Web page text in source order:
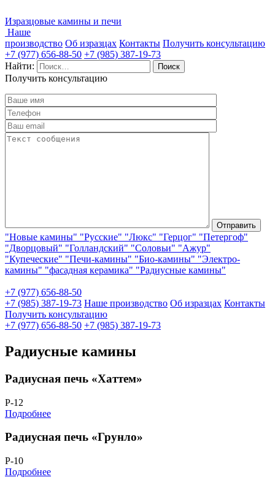
Изразцовые камины и печи
Наше
производство Об изразцах Контакты Получить консультацию
+7 (977) 656-88-50 +7 (985) 387-19-73
Найти:
Получить консультацию
"Новые камины" "Русские" "Люкс" "Герцог" "Петергоф"
"Дворцовый" "Голландский" "Соловьи" "Ажур"
"Купеческие" "Печи-камины" "Био-камины" "Электро-
камины" "фасадная керамика" "Радиусные камины"
+7 (977) 656-88-50
+7 (985) 387-19-73 Наше производство Об изразцах Контакты
Получить консультацию
+7 (977) 656-88-50 +7 (985) 387-19-73
Радиусные камины
Радиусная печь «Хаттем»
Р-12
Подробнее
Радиусная печь «Грунло»
Р-10
Подробнее